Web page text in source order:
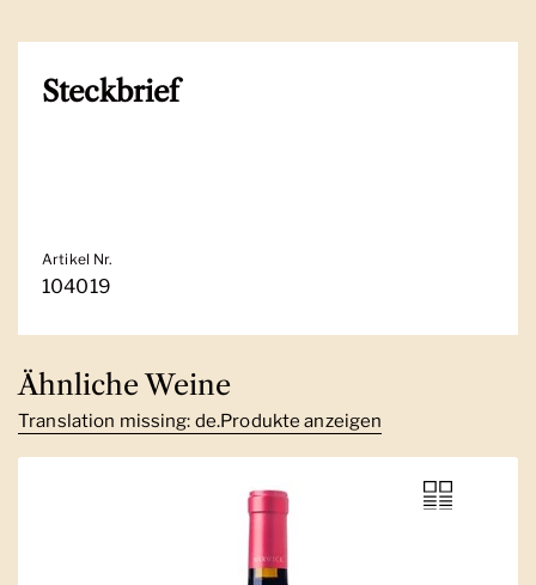
Steckbrief
Artikel Nr.
104019
Ähnliche Weine
Translation missing: de.Produkte anzeigen